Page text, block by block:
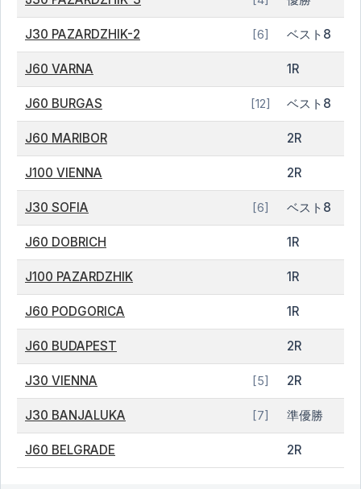
J30 PAZARDZHIK-2 [6] ベスト8
J60 VARNA 1R
J60 BURGAS [12] ベスト8
J60 MARIBOR 2R
J100 VIENNA 2R
J30 SOFIA [6] ベスト8
J60 DOBRICH 1R
J100 PAZARDZHIK 1R
J60 PODGORICA 1R
J60 BUDAPEST 2R
J30 VIENNA [5] 2R
J30 BANJALUKA [7] 準優勝
J60 BELGRADE 2R